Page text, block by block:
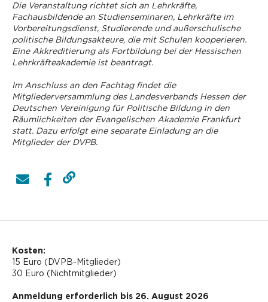
Die Veranstaltung richtet sich an Lehrkräfte,
Fachausbildende an Studienseminaren, Lehrkräfte im
Vorbereitungsdienst, ­Studierende und außerschulische
politische Bildungsakteure, die mit Schulen kooperieren.
Eine Akkreditierung als Fortbildung bei der Hessischen
Lehrkräfteakademie ist beantragt.
Im Anschluss an den Fachtag findet die
Mitgliederversammlung des Landesverbands Hessen der
Deutschen Vereinigung für Politische Bildung in den
Räumlichkeiten der Evangelischen Akademie Frankfurt
statt. Dazu erfolgt eine separate Einladung an die
Mitglieder der DVPB.
Kosten:
15 Euro (DVPB-Mitglieder)
30 Euro (Nichtmitglieder)
Anmeldung erforderlich bis 26. August 2026